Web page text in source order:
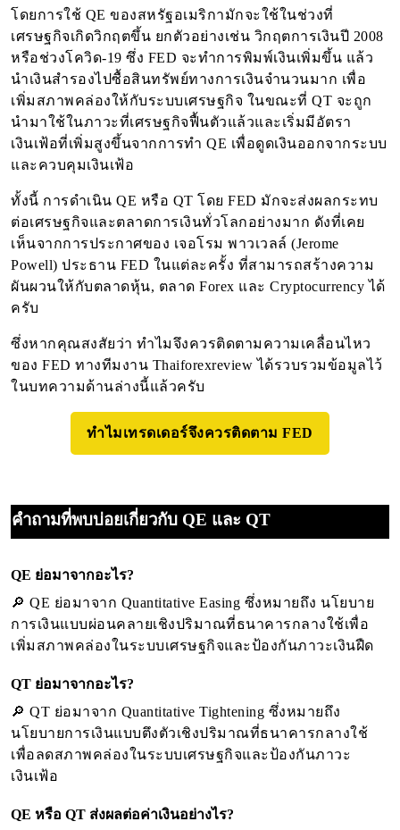
โดยการใช้ QE ของสหรัฐอเมริกามักจะใช้ในช่วงที่
เศรษฐกิจเกิดวิกฤตขึ้น ยกตัวอย่างเช่น วิกฤตการเงินปี 2008
หรือช่วงโควิด-19 ซึ่ง FED จะทำการพิมพ์เงินเพิ่มขึ้น แล้ว
นำเงินสำรองไปซื้อสินทรัพย์ทางการเงินจำนวนมาก เพื่อ
เพิ่มสภาพคล่องให้กับระบบเศรษฐกิจ ในขณะที่ QT จะถูก
นำมาใช้ในภาวะที่เศรษฐกิจฟื้นตัวแล้วและเริ่มมีอัตรา
เงินเฟ้อที่เพิ่มสูงขึ้นจากการทำ QE เพื่อดูดเงินออกจากระบบ
และควบคุมเงินเฟ้อ
ทั้งนี้ การดำเนิน QE หรือ QT โดย FED มักจะส่งผลกระทบ
ต่อเศรษฐกิจและตลาดการเงินทั่วโลกอย่างมาก ดังที่เคย
เห็นจากการประกาศของ เจอโรม พาวเวลล์ (Jerome
Powell) ประธาน FED ในแต่ละครั้ง ที่สามารถสร้างความ
ผันผวนให้กับตลาดหุ้น, ตลาด Forex และ Cryptocurrency ได้
ครับ
ซึ่งหากคุณสงสัยว่า ทำไมจึงควรติดตามความเคลื่อนไหว
ของ FED ทางทีมงาน Thaiforexreview ได้รวบรวมข้อมูลไว้
ในบทความด้านล่างนี้แล้วครับ
ทำไมเทรดเดอร์จึงควรติดตาม FED
คำถามที่พบบ่อยเกี่ยวกับ QE และ QT
QE ย่อมาจากอะไร?
🔎 QE ย่อมาจาก Quantitative Easing ซึ่งหมายถึง นโยบาย
การเงินแบบผ่อนคลายเชิงปริมาณที่ธนาคารกลางใช้เพื่อ
เพิ่มสภาพคล่องในระบบเศรษฐกิจและป้องกันภาวะเงินฝืด
QT ย่อมาจากอะไร?
🔎 QT ย่อมาจาก Quantitative Tightening ซึ่งหมายถึง
นโยบายการเงินแบบตึงตัวเชิงปริมาณที่ธนาคารกลางใช้
เพื่อลดสภาพคล่องในระบบเศรษฐกิจและป้องกันภาวะ
เงินเฟ้อ
QE หรือ QT ส่งผลต่อค่าเงินอย่างไร?